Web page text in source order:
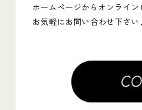
ホームページからオンライン
お気軽にお問い合わせ下さ